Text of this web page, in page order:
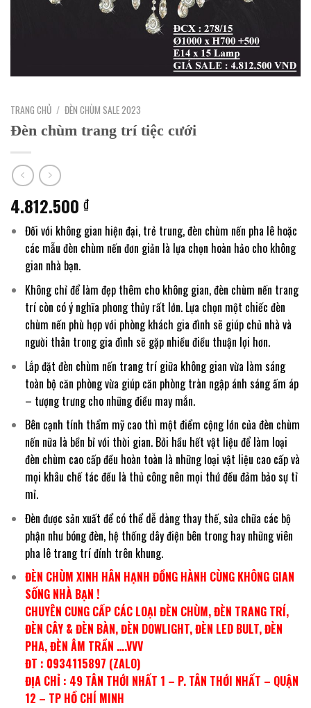
TRANG CHỦ / ĐÈN CHÙM SALE 2023
Đèn chùm trang trí tiệc cưới
4.812.500 ₫
Đối với không gian hiện đại, trẻ trung, đèn chùm nến pha lê hoặc
các mẫu đèn chùm nến đơn giản là lựa chọn hoàn hảo cho không
gian nhà bạn.
Không chỉ để làm đẹp thêm cho không gian, đèn chùm nến trang
trí còn có ý nghĩa phong thủy rất lớn. Lựa chọn một chiếc đèn
chùm nến phù hợp với phòng khách gia đình sẽ giúp chủ nhà và
người thân trong gia đình sẽ gặp nhiều điều thuận lợi hơn.
Lắp đặt đèn chùm nến trang trí giữa không gian vừa làm sáng
toàn bộ căn phòng vừa giúp căn phòng tràn ngập ánh sáng ấm áp
– tượng trưng cho những điều may mắn.
Bên cạnh tính thẩm mỹ cao thì một điểm cộng lớn của đèn chùm
nến nữa là bền bỉ với thời gian. Bởi hầu hết vật liệu để làm loại
đèn chùm cao cấp đều hoàn toàn là những loại vật liệu cao cấp và
mọi khâu chế tác đều là thủ công nên mọi thứ đều đảm bảo sự tỉ
mỉ.
Đèn được sản xuất để có thể dễ dàng thay thế, sửa chữa các bộ
phận như bóng đèn, hệ thống dây điện bên trong hay những viên
pha lê trang trí đính trên khung.
ĐÈN CHÙM XINH HÂN HẠNH ĐỒNG HÀNH CÙNG KHÔNG GIAN
SỐNG NHÀ BẠN !
CHUYÊN CUNG CẤP CÁC LOẠI ĐÈN CHÙM, ĐÈN TRANG TRÍ,
ĐÈN CÂY & ĐÈN BÀN, ĐÈN DOWLIGHT, ĐÈN LED BULT, ĐÈN
PHA, ĐÈN ÂM TRẦN ….VVV
ĐT : 0934115897 (ZALO)
ĐỊA CHỈ : 49 TÂN THỚI NHẤT 1 – P. TÂN THỚI NHẤT – QUẬN
12 – TP HỒ CHÍ MINH